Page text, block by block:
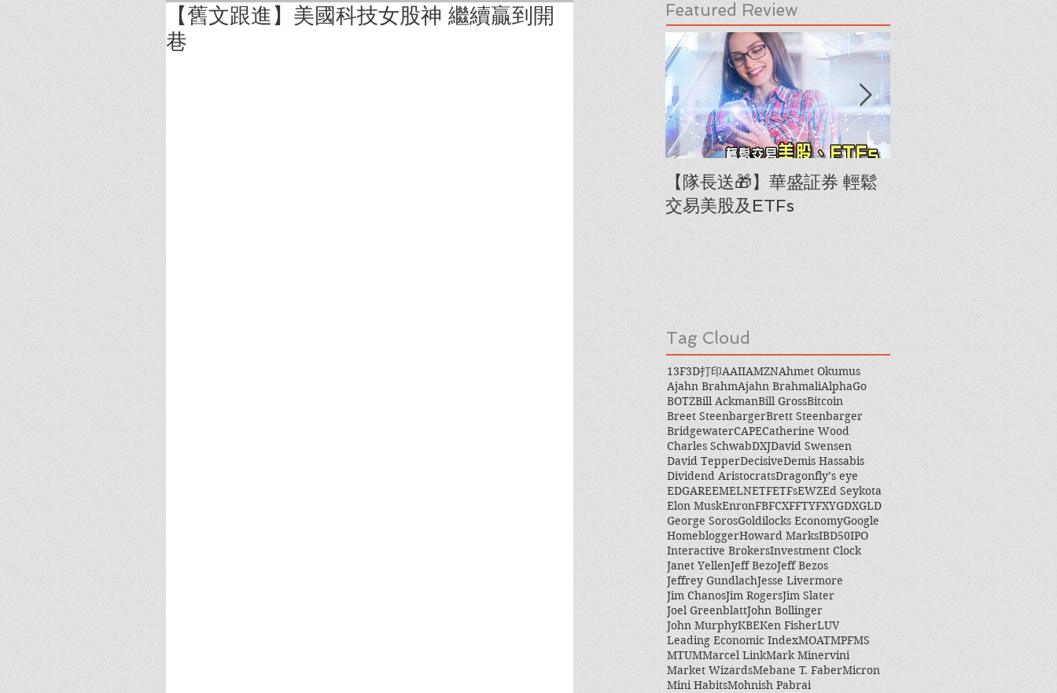
【舊文跟進】美國科技女股神 繼續贏到開
巷
Featured Review
【隊長送🎁】華盛証券 輕鬆
交易美股及ETFs
Tag Cloud
13F3D打印AAIIAMZNAhmet Okumus
Ajahn BrahmAjahn BrahmaliAlphaGo
BOTZBill AckmanBill GrossBitcoin
Breet SteenbargerBrett Steenbarger
BridgewaterCAPECatherine Wood
Charles SchwabDXJDavid Swensen
David TepperDecisiveDemis Hassabis
Dividend AristocratsDragonfly’s eye
EDGAREEMELNETFETFsEWZEd Seykota
Elon MuskEnronFBFCXFFTYFXYGDXGLD
George SorosGoldilocks EconomyGoogle
HomebloggerHoward MarksIBD50IPO
Interactive BrokersInvestment Clock
Janet YellenJeff BezoJeff Bezos
Jeffrey GundlachJesse Livermore
Jim ChanosJim RogersJim Slater
Joel GreenblattJohn Bollinger
John MurphyKBEKen FisherLUV
Leading Economic IndexMOATMPFMS
MTUMMarcel LinkMark Minervini
Market WizardsMebane T. FaberMicron
Mini HabitsMohnish Pabrai